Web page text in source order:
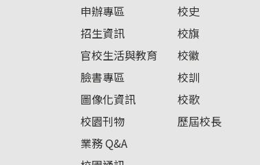
申辦專區
招生資訊
官校生活與教育
臉書專區
圖像化資訊
校園刊物
業務 Q&A
校史
校旗
校徽
校訓
校歌
歷屆校長